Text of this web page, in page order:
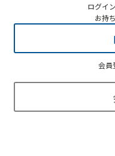
ログイ
お持
会員